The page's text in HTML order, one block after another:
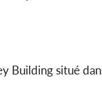
Building situé